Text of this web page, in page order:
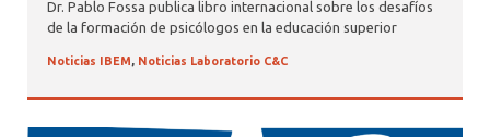
Dr. Pablo Fossa publica libro internacional sobre los desafíos
de la formación de psicólogos en la educación superior
Noticias IBEM, Noticias Laboratorio C&C